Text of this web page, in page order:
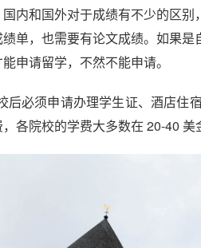
内和国外对于成绩有不少的区
单，也需要有论文成绩。如果
申请留学，不然不能申请。
后必须申请办理学生证、酒店住
各院校的学费大多数在 20-40 美